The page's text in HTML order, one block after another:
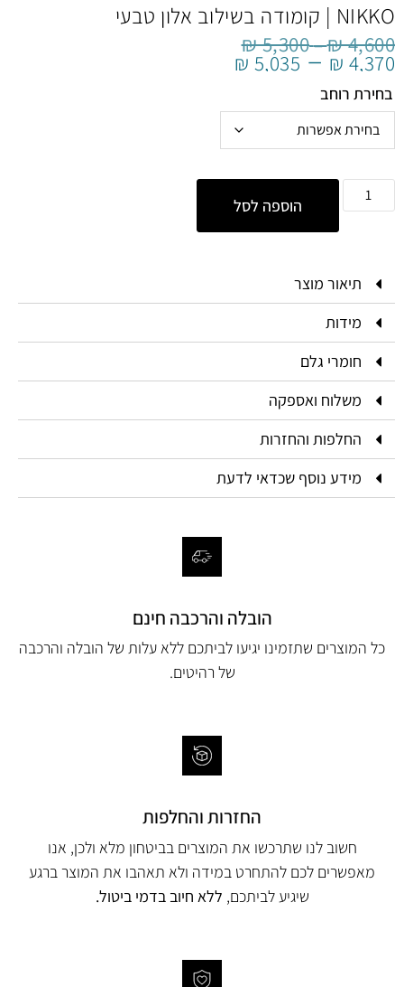
NIKKO | קומודה בשילוב אלון טבעי
₪4,600
–
₪5,300
₪ 4,370
–
₪ 5,035
בחירת רוחב
הוספה לסל
תיאור מוצר
מידות
חומרי גלם
משלוח ואספקה
החלפות והחזרות
מידע נוסף שכדאי לדעת
הובלה והרכבה חינם
כל המוצרים שתזמינו יגיעו לביתכם ללא עלות של הובלה והרכבה
של רהיטים.
החזרות והחלפות
חשוב לנו שתרכשו את המוצרים בביטחון מלא ולכן, אנו
מאפשרים לכם להתחרט במידה ולא תאהבו את המוצר ברגע
שיגיע לביתכם, ללא חיוב בדמי ביטול.